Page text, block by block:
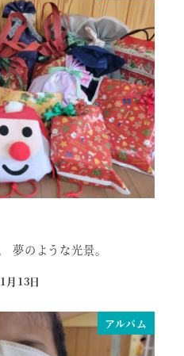
夢のような光景。
月13日
アルバム